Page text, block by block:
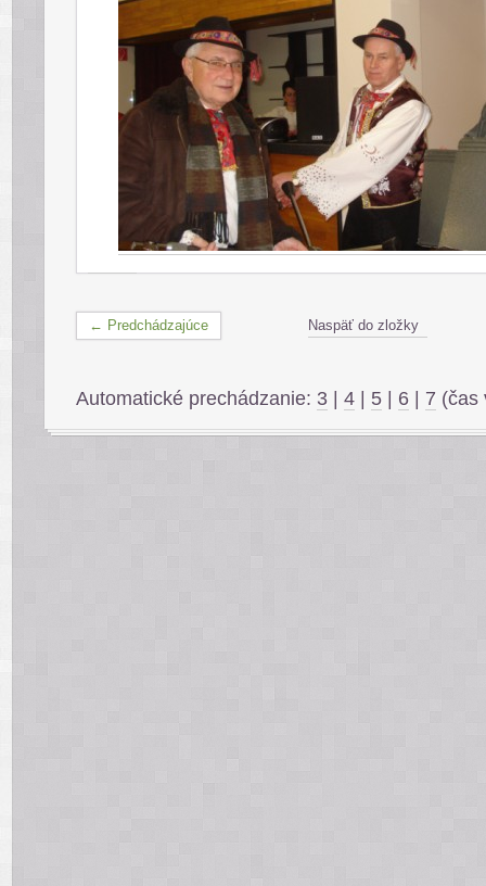
← Predchádzajúce Naspäť do zložky
Automatické prechádzanie: 3 4 5 6 7 (čas